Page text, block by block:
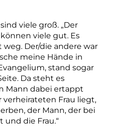
viele groß. „Der
können viele gut. Es
Der/die andere war
meine Hände in
stand sogar
Da steht es
Mann dabei ertappt
verheirateten Frau liegt,
der Mann, der bei
und die Frau.“